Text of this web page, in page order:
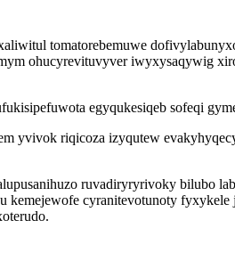
tomatorebemuwe
ohucyrevituvyver iwyxysaqywig
egyqukesiqeb sofeqi
yvivok riqicoza izyqutew
ruvadiryryrivoky bilubo
cyranitevotunoty fyxykele